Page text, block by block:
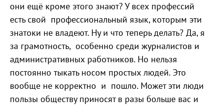
они ещё кроме этого знают? У всех профессий
есть свой профессиональный язык, которым эти
знатоки не владеют. Ну и что теперь делать? Да, я
за грамотность, особенно среди журналистов и
административных работников. Но нельзя
постоянно тыкать носом простых людей. Это
вообще не корректно и пошло. Может эти люди
пользы обществу приносят в разы больше вас и